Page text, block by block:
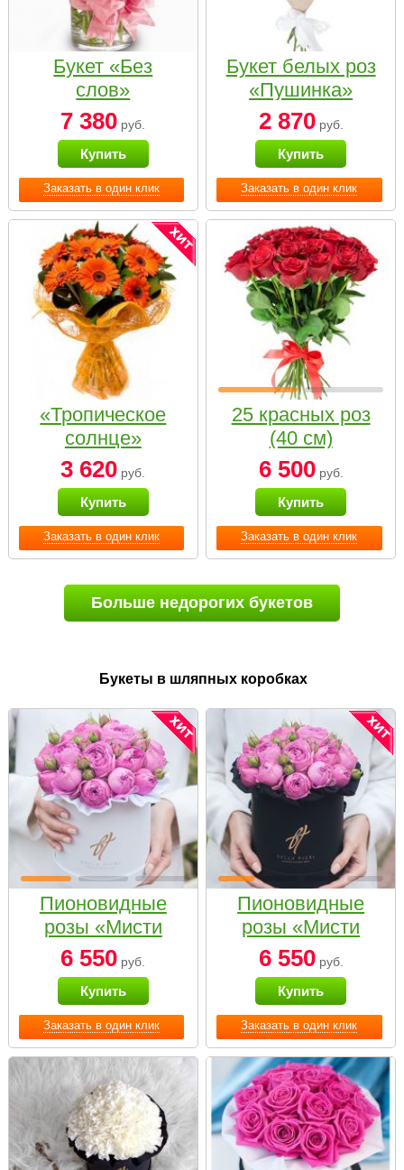
Заказать в один клик
Букет «Без
слов»
7 380 руб.
Купить
Заказать в один клик
Букет белых роз
«Пушинка»
2 870руб.
Купить
Заказать в один клик
«Тропическое
солнце»
3 620 руб.
Купить
Заказать в один клик
25 красных роз
(40 см)
6 500руб.
Купить
Больше недорогих букетов
Букеты в шляпных коробках
Заказать в один клик
Пионовидные
розы «Мисти
бабблс» в белой
коробке Small
6 550 руб.
Купить
Заказать в один клик
Пионовидные
розы «Мисти
бабблс» в
черной коробке
Small
6 550руб.
Купить